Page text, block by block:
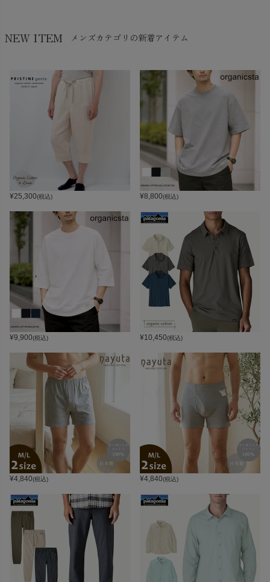
NEW ITEM メンズカテゴリの新着アイテム
¥25,300(税込) ¥8,800(税込)
¥9,900(税込) ¥10,450(税込)
¥4,840(税込) ¥4,840(税込)